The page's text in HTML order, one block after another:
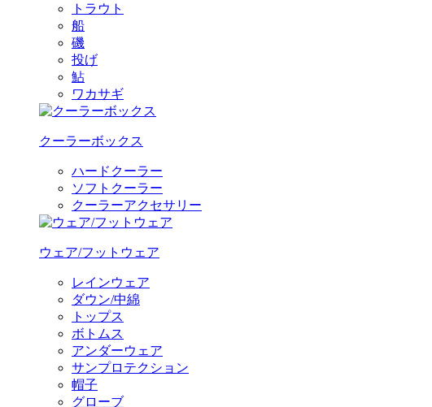
トラウト
船
磯
投げ
鮎
ワカサギ
クーラーボックス
ハードクーラー
ソフトクーラー
クーラーアクセサリー
ウェア/フットウェア
レインウェア
ダウン/中綿
トップス
ボトムス
アンダーウェア
サンプロテクション
帽子
グローブ